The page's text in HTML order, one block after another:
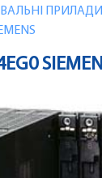
ПРИЛАДИ